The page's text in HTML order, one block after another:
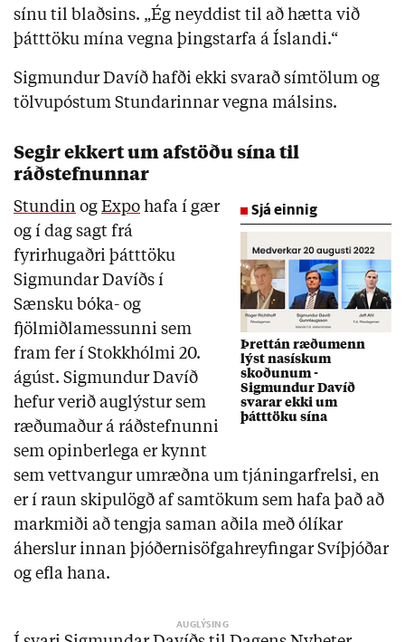
sínu til blaðsins. „Ég neyddist til að hætta við
þátttöku mína vegna þingstarfa á Íslandi.“
Sigmundur Davíð hafði ekki svarað símtölum og
tölvupóstum Stundarinnar vegna málsins.
Segir ekkert um afstöðu sína til
ráðstefnunnar
Sjá einnig
Þrettán ræðumenn
lýst nasískum
skoðunum -
Sigmundur Davíð
svarar ekki um
þátttöku sína
Stundin og Expo hafa í gær
og í dag sagt frá
fyrirhugaðri þátttöku
Sigmundar Davíðs í
Sænsku bóka- og
fjölmiðlamessunni sem
fram fer í Stokkhólmi 20.
ágúst. Sigmundur Davíð
hefur verið auglýstur sem
ræðumaður á ráðstefnunni
sem opinberlega er kynnt
sem vettvangur umræðna um tjáningarfrelsi, en
er í raun skipulögð af samtökum sem hafa það að
markmiði að tengja saman aðila með ólíkar
áherslur innan þjóðernisöfgahreyfingar Svíþjóðar
og efla hana.